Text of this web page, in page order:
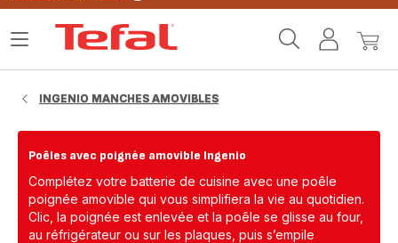
MonMon
Ouvrir
INGENIO MANCHES AMOVIBLES
Poêles avec poignée amovible Ingenio
Complétez votre batterie de cuisine avec une poêle
poignée amovible qui vous simplifiera la vie au quotidien.
Clic, la poignée est enlevée et la poêle se glisse au four,
au réfrigérateur ou sur les plaques, puis s’empile